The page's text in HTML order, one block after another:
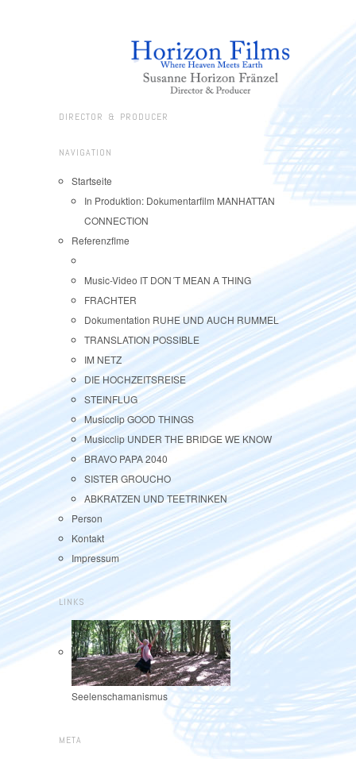
DIRECTOR & PRODUCER
NAVIGATION
Startseite
In Produktion: Dokumentarfilm MANHATTAN
CONNECTION
Referenzflme
Music-Video IT DON´T MEAN A THING
FRACHTER
Dokumentation RUHE UND AUCH RUMMEL
TRANSLATION POSSIBLE
IM NETZ
DIE HOCHZEITSREISE
STEINFLUG
Musicclip GOOD THINGS
Musicclip UNDER THE BRIDGE WE KNOW
BRAVO PAPA 2040
SISTER GROUCHO
ABKRATZEN UND TEETRINKEN
Person
Kontakt
Impressum
LINKS
Seelenschamanismus
META